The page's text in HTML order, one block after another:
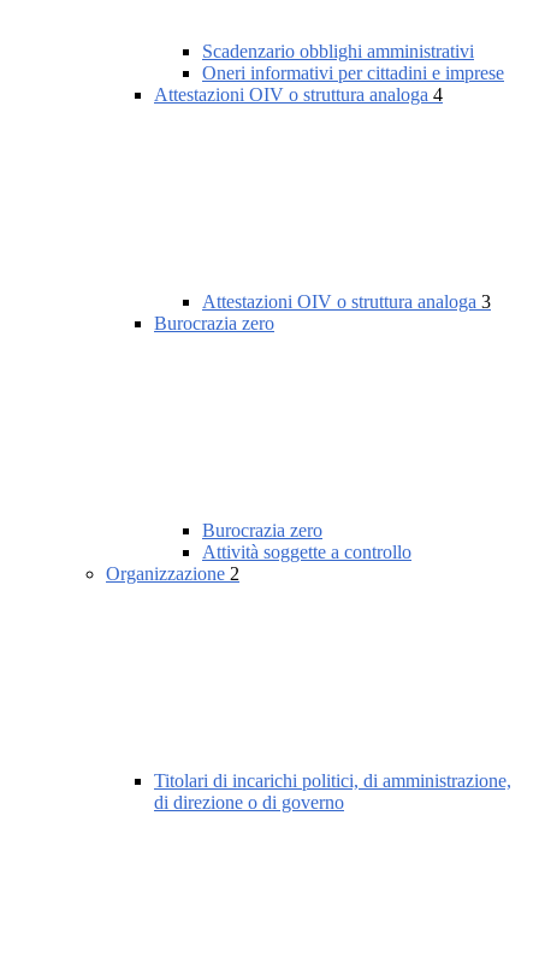
Scadenzario obblighi amministrativi
Oneri informativi per cittadini e imprese
Attestazioni OIV o struttura analoga 4
Attestazioni OIV o struttura analoga 3
Burocrazia zero
Burocrazia zero
Attività soggette a controllo
Organizzazione 2
Titolari di incarichi politici, di amministrazione,
di direzione o di governo